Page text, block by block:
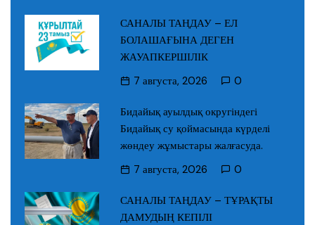
САНАЛЫ ТАҢДАУ – ЕЛ
БОЛАШАҒЫНА ДЕГЕН
ЖАУАПКЕРШІЛІК
7 августа, 2026
0
Бидайық ауылдық округіндегі
Бидайық су қоймасында күрделі
жөндеу жұмыстары жалғасуда.
7 августа, 2026
0
САНАЛЫ ТАҢДАУ – ТҰРАҚТЫ
ДАМУДЫҢ КЕПІЛІ